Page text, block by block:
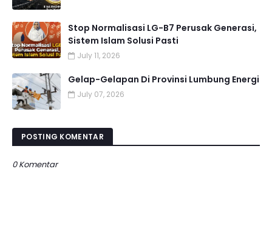
Stop Normalisasi LG-B7 Perusak Generasi,
Sistem Islam Solusi Pasti
July 11, 2026
Gelap-Gelapan Di Provinsi Lumbung Energi
July 07, 2026
POSTING KOMENTAR
0 Komentar